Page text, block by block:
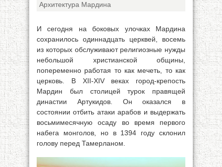
Архитектура Мардина
И сегодня на боковых улочках Мардина
сохранилось одиннадцать церквей, восемь
из которых обслуживают религиозные нужды
небольшой христианской общины,
попеременно работая то как мечеть, то как
церковь. В XII-XIV веках город-крепость
Мардин был столицей турок правящей
династии Артукидов. Он оказался в
состоянии отбить атаки арабов и выдержать
восьмимесячную осаду во время первого
набега монголов, но в 1394 году склонил
голову перед Тамерланом.